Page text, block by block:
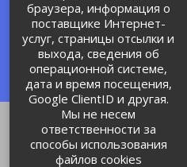
Политика об обработке и
защите персональных данных
Соглашение на обработку
персональных данных
браузера, информация о
поставщике Интернет-
услуг, страницы отсылки и
выхода, сведения об
операционной системе,
дата и время посещения,
Google ClientID и другая.
Мы не несем
ответственности за
способы использования
файлов cookies